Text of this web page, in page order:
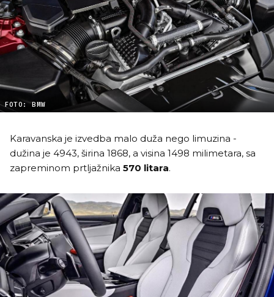
FOTO: BMW
Karavanska je izvedba malo duža nego limuzina -
dužina je 4943, širina 1868, a visina 1498 milimetara, sa
zapreminom prtljažnika 570 litara.